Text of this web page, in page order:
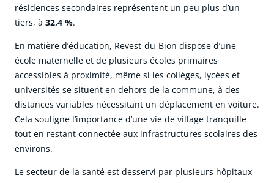
résidences secondaires représentent un peu plus d’un
tiers, à 32,4 %.
En matière d’éducation, Revest-du-Bion dispose d’une
école maternelle et de plusieurs écoles primaires
accessibles à proximité, même si les collèges, lycées et
universités se situent en dehors de la commune, à des
distances variables nécessitant un déplacement en voiture.
Cela souligne l’importance d’une vie de village tranquille
tout en restant connectée aux infrastructures scolaires des
environs.
Le secteur de la santé est desservi par plusieurs hôpitaux